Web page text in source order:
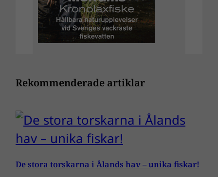
Rekommenderade artiklar
De stora torskarna i Ålands hav – unika fiskar!